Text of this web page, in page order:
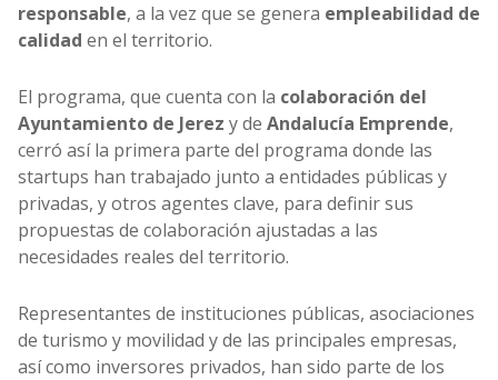
responsable, a la vez que se genera empleabilidad de
calidad en el territorio.
El programa, que cuenta con la colaboración del
Ayuntamiento de Jerez y de Andalucía Emprende,
cerró así la primera parte del programa donde las
startups han trabajado junto a entidades públicas y
privadas, y otros agentes clave, para definir sus
propuestas de colaboración ajustadas a las
necesidades reales del territorio.
Representantes de instituciones públicas, asociaciones
de turismo y movilidad y de las principales empresas,
así como inversores privados, han sido parte de los